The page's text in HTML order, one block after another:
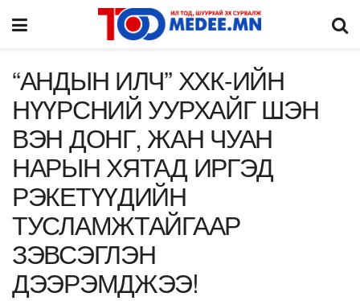
“АНДЫН ИЛЧ” ХХК-ИЙН
НҮҮРСНИЙ УУРХАЙГ ШЭН
ВЭН ДОНГ, ЖАН ЧУАН
НАРЫН ХЯТАД ИРГЭД
РЭКЕТҮҮДИЙН
ТУСЛАМЖТАЙГААР
ЗЭВСЭГЛЭН
ДЭЭРЭМДЖЭЭ!